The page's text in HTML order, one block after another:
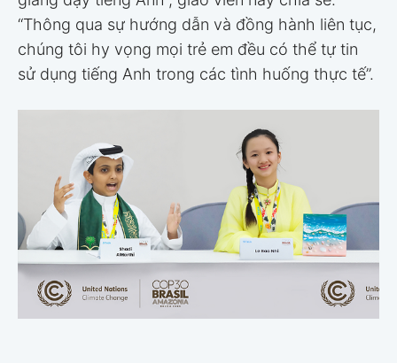
“Thông qua sự hướng dẫn và đồng hành liên tục,
chúng tôi hy vọng mọi trẻ em đều có thể tự tin
sử dụng tiếng Anh trong các tình huống thực tế”.